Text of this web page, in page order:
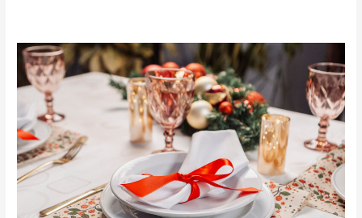
Festas
de
Fim
Ano:
Guia
Completo
para
Mesa